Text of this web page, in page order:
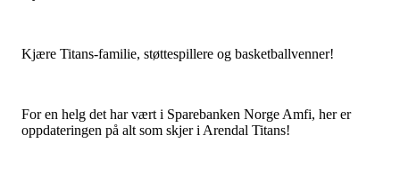
Kjære Titans-familie, støttespillere og basketballvenner!
For en helg det har vært i Sparebanken Norge Amfi, her er
oppdateringen på alt som skjer i Arendal Titans!